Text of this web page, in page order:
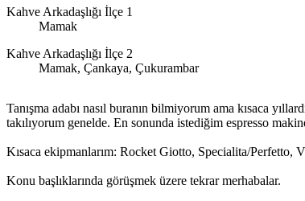
Kahve Arkadaşlığı İlçe 1
Mamak
Kahve Arkadaşlığı İlçe 2
Mamak, Çankaya, Çukurambar
Tanışma adabı nasıl buranın bilmiyorum ama kısaca
takılıyorum genelde. En sonunda istediğim espresso
Kısaca ekipmanlarım: Rocket Giotto, Specialita/Perfetto,
Konu başlıklarında görüşmek üzere tekrar merhabalar.